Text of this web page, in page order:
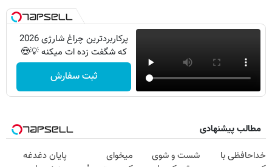
پرکاربردترین چراغ شارژی 2026
که شگفت زده ات میکنه 💡😍
ثبت سفارش
مطالب پیشنهادی
خداحافظی با
شست و شوی
میخوای
پایان دغدغه